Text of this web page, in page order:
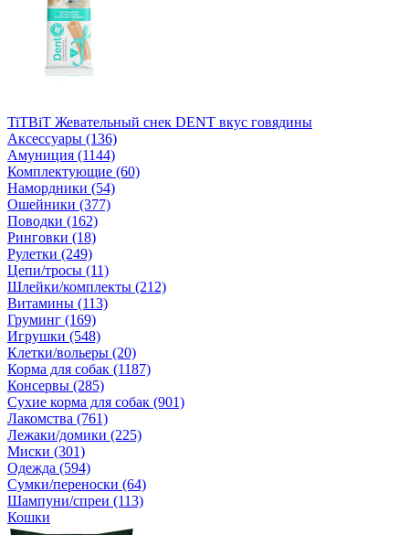
TiTBiT Жевательный снек DENT вкус говядины
Аксессуары (136)
Амуниция (1144)
Комплектующие (60)
Намордники (54)
Ошейники (377)
Поводки (162)
Ринговки (18)
Рулетки (249)
Цепи/тросы (11)
Шлейки/комплекты (212)
Витамины (113)
Груминг (169)
Игрушки (548)
Клетки/вольеры (20)
Корма для собак (1187)
Консервы (285)
Сухие корма для собак (901)
Лакомства (761)
Лежаки/домики (225)
Миски (301)
Одежда (594)
Сумки/переноски (64)
Шампуни/спреи (113)
Кошки